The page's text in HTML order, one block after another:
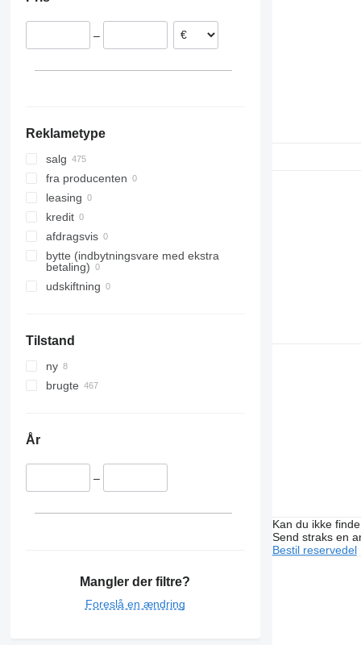
Litauen
Polen
–
Reklametype
salg
fra producenten
leasing
kredit
afdragsvis
bytte (indbytningsvare med ekstra
betaling)
udskiftning
Tilstand
ny
brugte
År
–
Mangler der filtre?
Foreslå en ændring
Kan du ikke
Send straks en
Bestil reservedel